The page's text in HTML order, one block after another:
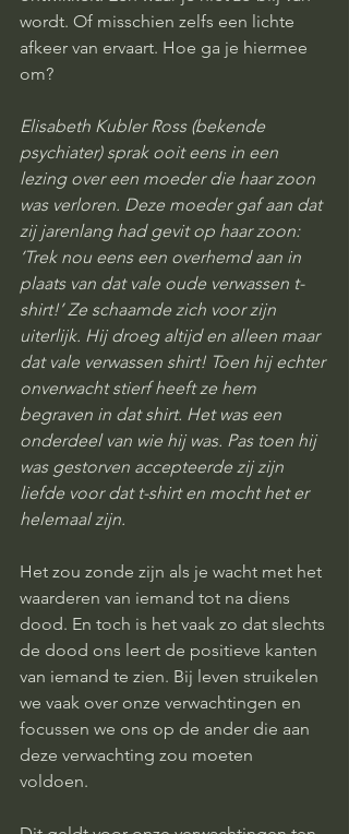
wordt. Of misschien zelfs een lichte
afkeer van ervaart. Hoe ga je hiermee
om?
Elisabeth Kubler Ross (bekende
psychiater) sprak ooit eens in een
lezing over een moeder die haar zoon
was verloren. Deze moeder gaf aan dat
zij jarenlang had gevit op haar zoon:
‘Trek nou eens een overhemd aan in
plaats van dat vale oude verwassen t-
shirt!’ Ze schaamde zich voor zijn
uiterlijk. Hij droeg altijd en alleen maar
dat vale verwassen shirt! Toen hij echter
onverwacht stierf heeft ze hem
begraven in dat shirt. Het was een
onderdeel van wie hij was. Pas toen hij
was gestorven accepteerde zij zijn
liefde voor dat t-shirt en mocht het er
helemaal zijn.
Het zou zonde zijn als je wacht met het
waarderen van iemand tot na diens
dood. En toch is het vaak zo dat slechts
de dood ons leert de positieve kanten
van iemand te zien. Bij leven struikelen
we vaak over onze verwachtingen en
focussen we ons op de ander die aan
deze verwachting zou moeten
voldoen.